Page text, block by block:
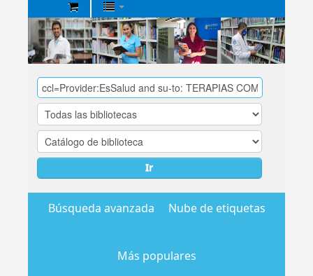
Biblioteca
Central
EsSalud
Ir
Búsqueda avanzada Nube de etiquetas
Más populares